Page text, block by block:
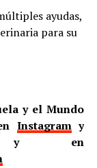
ayudas,
para su
y el Mundo
Instagramy
en